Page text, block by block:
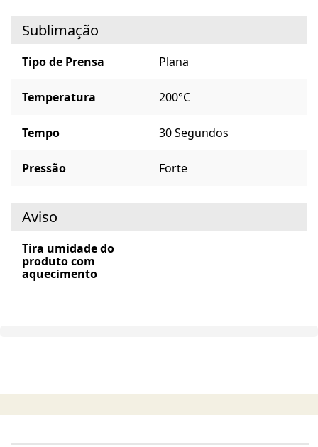
Sublimação
Tipo de Prensa Plana
Temperatura 200°C
Tempo 30 Segundos
Pressão Forte
Aviso
Tira umidade do
produto com
aquecimento